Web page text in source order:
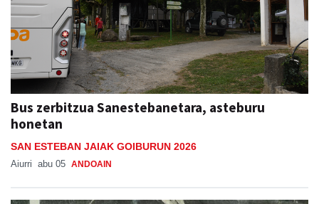
Bus zerbitzua Sanestebanetara, asteburu
honetan
SAN ESTEBAN JAIAK GOIBURUN 2026
Aiurri abu 05 ANDOAIN